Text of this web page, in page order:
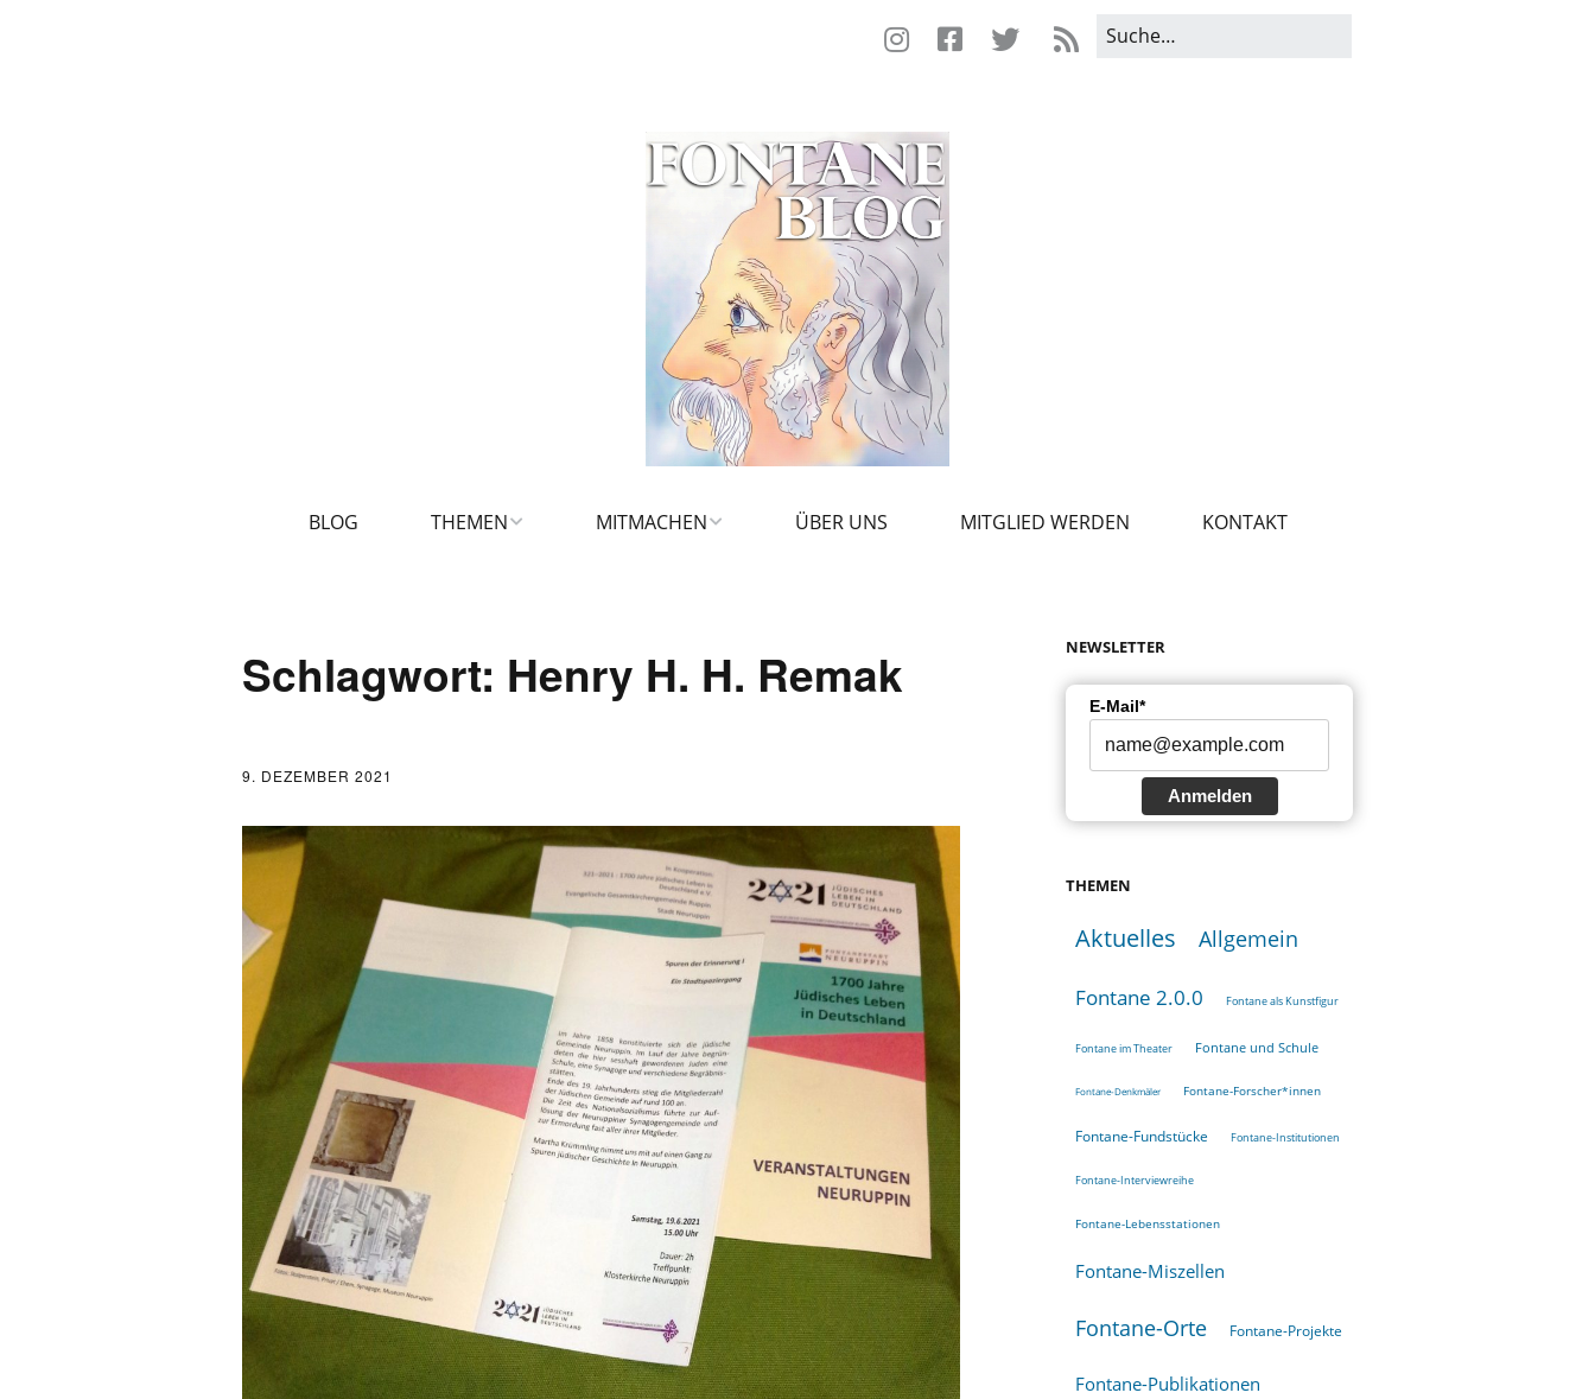
BLOG THEMEN
FONTANE UND SCHULE
FONTANE-INSTITUTIONEN
FONTANE-
LEBENSSTATIONEN
FONTANE-ORTE
MITMACHEN ÜBER UNS MITGLIED WERDEN KONTAKT
Schlagwort: Henry H. H. Remak
9. DEZEMBER 2021
NEWSLETTER
E-Mail*
Anmelden
THEMEN
Aktuelles Allgemein
Fontane 2.0.0 Fontane als Kunstfigur
Fontane im Theater Fontane und Schule
Fontane-Denkmäler Fontane-Forscher*innen
Fontane-Fundstücke Fontane-Institutionen
Fontane-Interviewreihe
Fontane-Lebensstationen
Fontane-Miszellen
Fontane-Orte Fontane-Projekte
Fontane-Publikationen